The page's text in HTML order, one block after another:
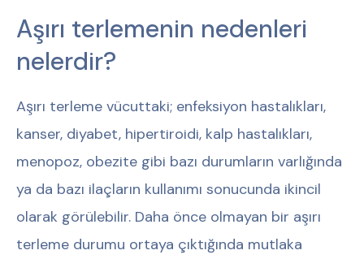
Aşırı terlemenin nedenleri
nelerdir?
Aşırı terleme vücuttaki; enfeksiyon hastalıkları,
kanser, diyabet, hipertiroidi, kalp hastalıkları,
menopoz, obezite gibi bazı durumların varlığında
ya da bazı ilaçların kullanımı sonucunda ikincil
olarak görülebilir. Daha önce olmayan bir aşırı
terleme durumu ortaya çıktığında mutlaka